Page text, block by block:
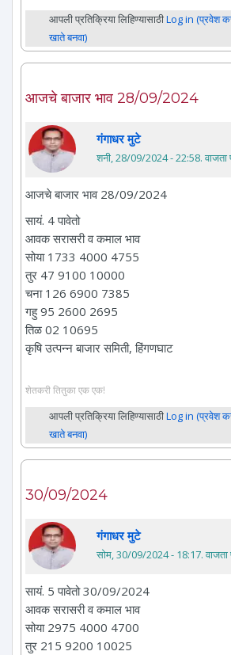
आपली प्रतिक्रिया लिहिण्यासाठीLog in (प्रवेश
खाते बनवा)
आजचे बाजार भाव 28/09/2024
गंगाधर मुटे
शनी, 28/09/2024 - 22:58.
आजचे बाजार भाव 28/09/2024
सायं. 4 पावेतो
आवक सरासरी व कमाल भाव
सोया 1733 4000 4755
तुर 47 9100 10000
चना 126 6900 7385
गहु 95 2600 2695
तिळ 02 10695
कृषि उत्पन्न बाजार समिती, हिंगणघाट
शेतकरी तितुका एक एक!
आपली प्रतिक्रिया लिहिण्यासाठीLog in (प्रवेश
खाते बनवा)
30/09/2024
गंगाधर मुटे
सोम, 30/09/2024 - 18:17.
सायं. 5 पावेतो 30/09/2024
आवक सरासरी व कमाल भाव
सोया 2975 4000 4700
तुर 215 9200 10025